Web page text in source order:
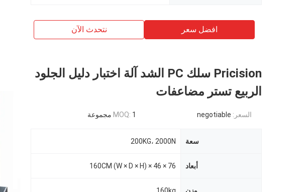
افضل سعر نتحدث الآن
Pricision سلك PC الشد آلة اختبار دليل الجلود
الربيع تستر مضاعفات
السعر: negotiable
MOQ: 1 مجموعة
سعة 200KG، 2000N
أبعاد 76 × 46 × 160CM (W × D × H)